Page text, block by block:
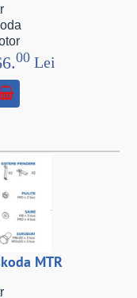
00 Lei
MTR